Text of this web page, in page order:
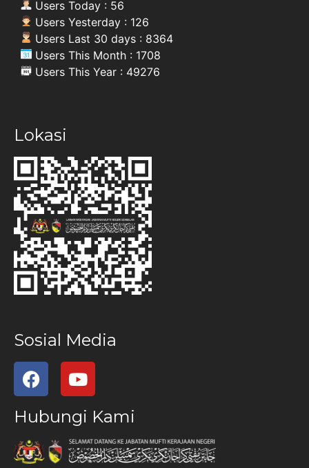
Users Today : 56
Users Yesterday : 126
Users Last 30 days : 8364
Users This Month : 1708
Users This Year : 49276
Lokasi
Sosial Media
Hubungi Kami